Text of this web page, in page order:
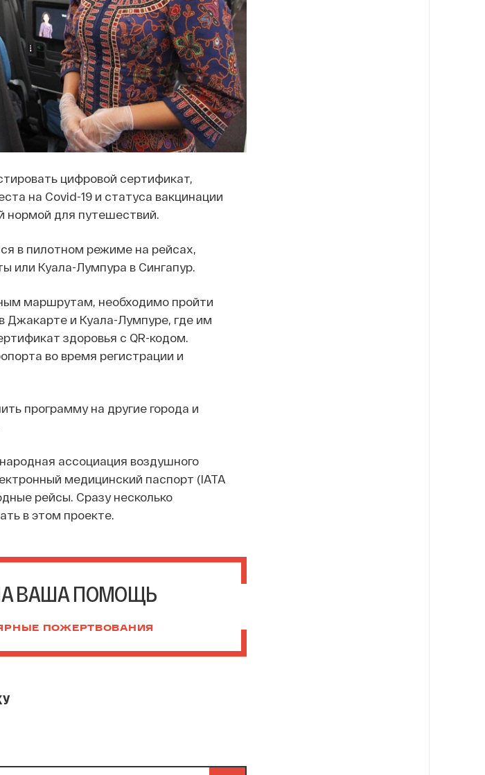
цифровой сертификат,
на Covid-19 и статуса вакцинации
нормой для путешествий.
в пилотном режиме на рейсах,
или Куала-Лумпура в Сингапур.
маршрутам, необходимо пройти
Джакарте и Куала-Лумпуре, где им
здоровья с QR-кодом.
во время регистрации и
программу на другие города и
ассоциация воздушного
медицинский паспорт (IATA
рейсы. Сразу несколько
в этом проекте.
ВАША ПОМОЩЬ
ПОЖЕРТВОВАНИЯ